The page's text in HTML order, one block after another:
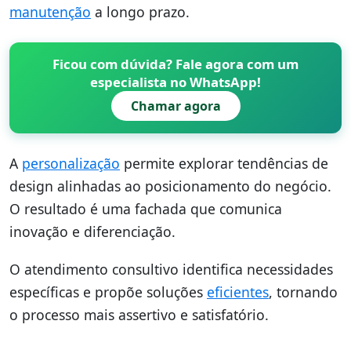
manutenção a longo prazo.
Ficou com dúvida? Fale agora com um
especialista no WhatsApp!
Chamar agora
A personalização permite explorar tendências de
design alinhadas ao posicionamento do negócio.
O resultado é uma fachada que comunica
inovação e diferenciação.
O atendimento consultivo identifica necessidades
específicas e propõe soluções eficientes, tornando
o processo mais assertivo e satisfatório.